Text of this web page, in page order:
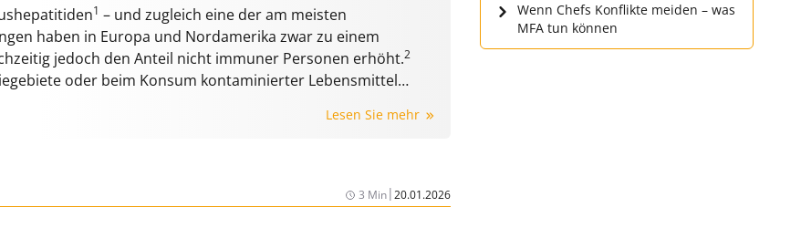
1 – und zugleich eine der am meisten
haben in Europa und Nordamerika zwar zu einem
jedoch den Anteil nicht immuner Personen erhöht.2
oder beim Konsum kontaminierter Lebensmittel
Lesen Sie mehr
3 Min|20.01.2026
Wenn Chefs Konflikte meiden – was
MFA tun können